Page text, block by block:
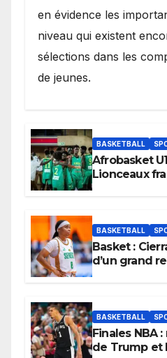
en évidence les
niveau qui existent
sélections dans les
de jeunes.
BASKETBALL
Afrobasket
Lionceaux
BASKETBALL
Basket :
d’un grand
BASKETBALL
Finales NBA
de Trump et